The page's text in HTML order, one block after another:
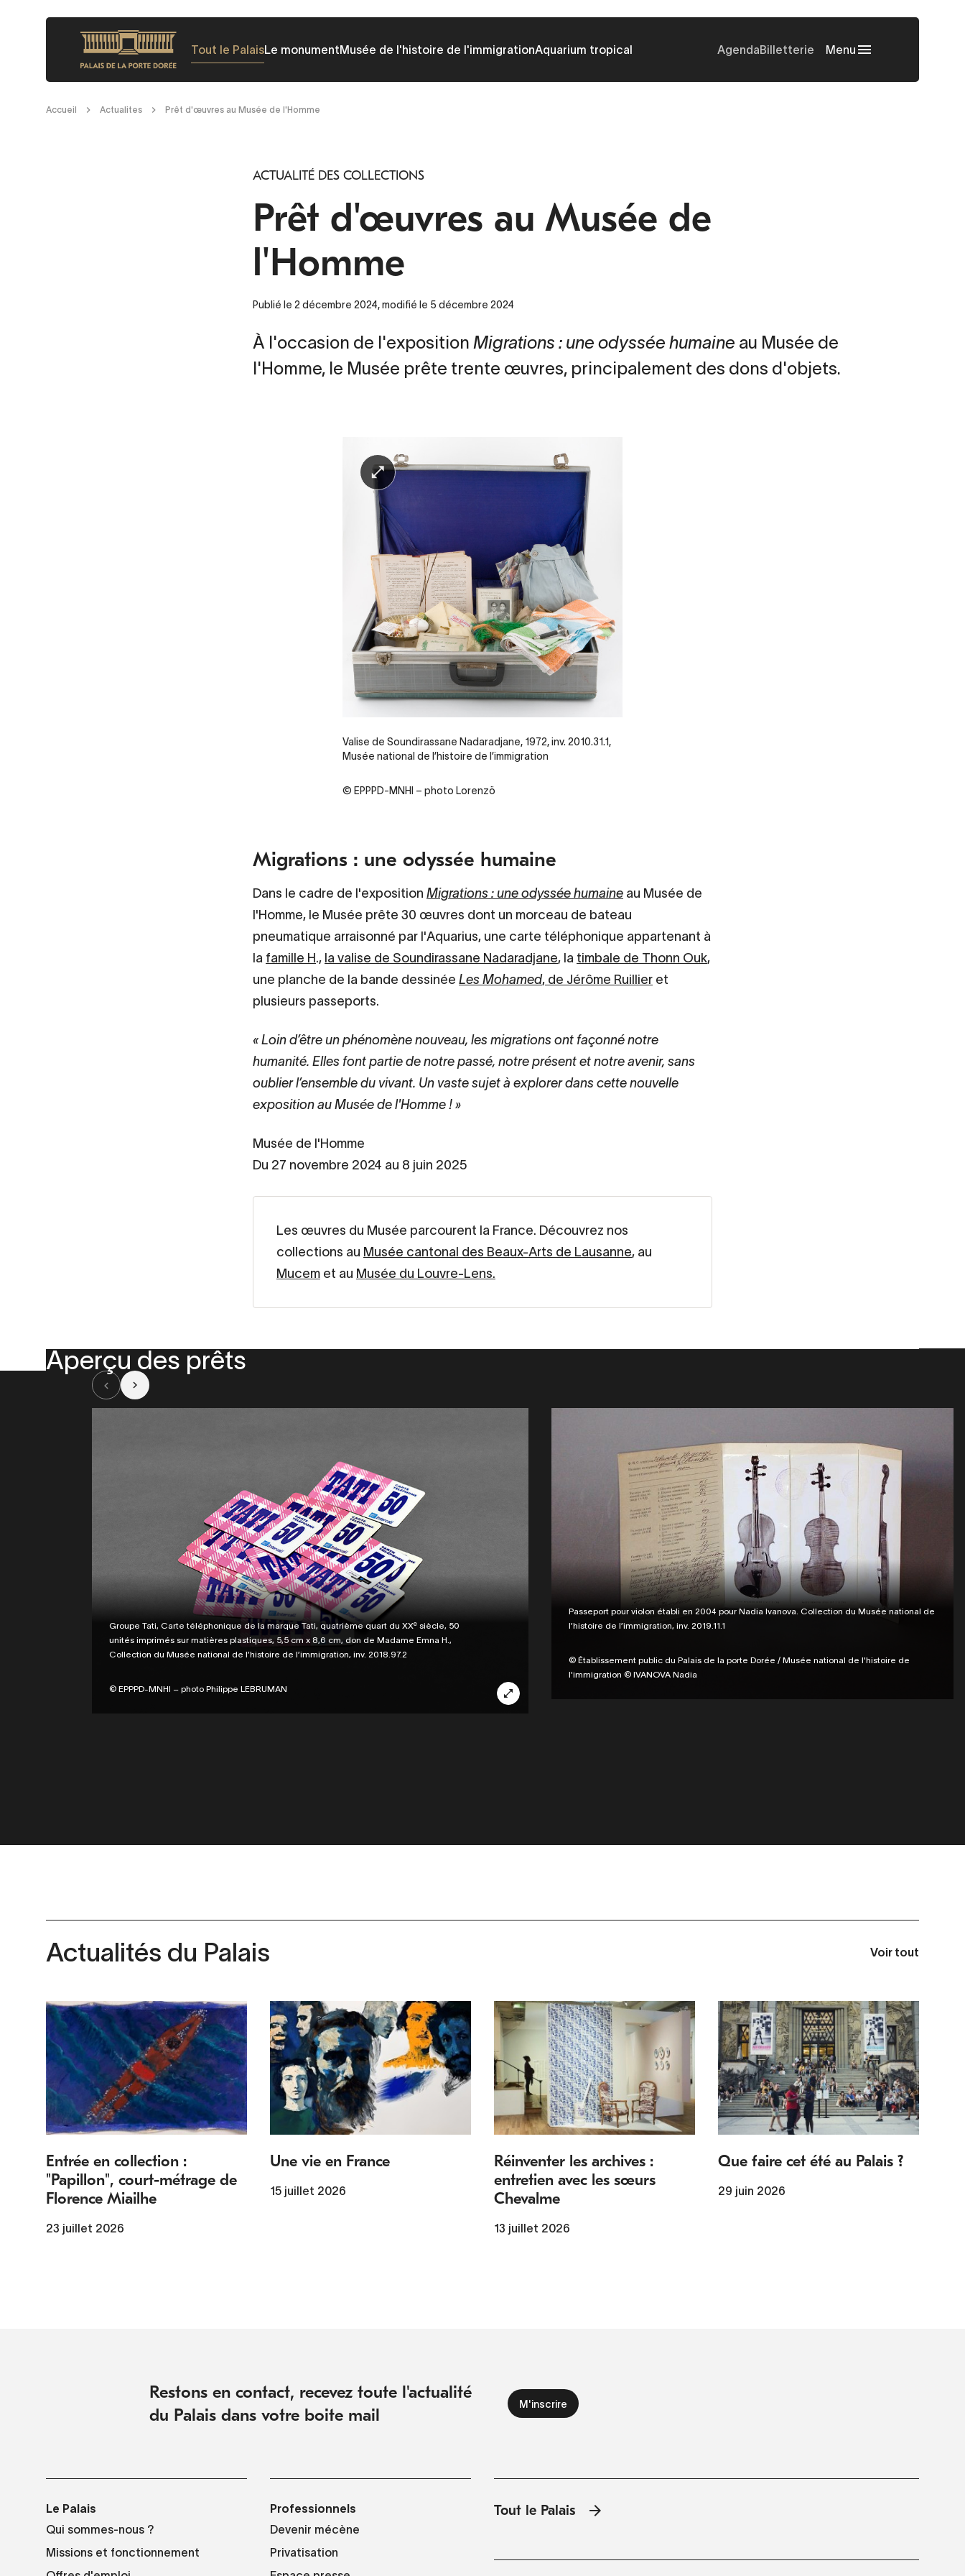
principal
Tout le PalaisLe monumentMusée de l'histoire de l'immigrationAquarium tropical AgendaBilletterie Menu
Fil
Accueil Actualites Prêt d'œuvres au Musée de l'Homme
ACTUALITÉ DES COLLECTIONS
Prêt d'œuvres au Musée de
l'Homme
Publié le 2 décembre 2024, modifié le 5 décembre 2024
À l'occasion de l'exposition Migrations : une odyssée humaine au Musée de
l'Homme, le Musée prête trente œuvres, principalement des dons d'objets.
Legende
Valise de Soundirassane Nadaradjane, 1972, inv. 2010.31.1,
Musée national de l’histoire de l’immigration
Credit
© EPPPD-MNHI – photo Lorenzö
Migrations : une odyssée humaine
Dans le cadre de l'exposition Migrations : une odyssée humaine au Musée de
l'Homme, le Musée prête 30 œuvres dont un morceau de bateau
pneumatique arraisonné par l'Aquarius, une carte téléphonique appartenant à
la famille H., la valise de Soundirassane Nadaradjane, la timbale de Thonn Ouk,
une planche de la bande dessinée Les Mohamed, de Jérôme Ruillier et
plusieurs passeports.
Loin d’être un phénomène nouveau, les migrations ont façonné notre
humanité. Elles font partie de notre passé, notre présent et notre avenir, sans
oublier l’ensemble du vivant. Un vaste sujet à explorer dans cette nouvelle
exposition au Musée de l'Homme !
Musée de l'Homme
Du 27 novembre 2024 au 8 juin 2025
Les œuvres du Musée parcourent la France. Découvrez nos
collections au Musée cantonal des Beaux-Arts de Lausanne, au
Mucem et au Musée du Louvre-Lens.
Aperçu des prêts
Legende
Groupe Tati, Carte téléphonique de la marque Tati, quatrième quart du XXe siècle, 50
unités imprimés sur matières plastiques, 5,5 cm x 8,6 cm, don de Madame Emna H.,
Collection du Musée national de l’histoire de l’immigration, inv. 2018.97.2
Credit
© EPPPD-MNHI – photo Philippe LEBRUMAN
Legende
Passeport pour violon établi en 2004 pour Nadia Ivanova. Collection du Musée national de
l’histoire de l’immigration, inv. 2019.11.1
Credit
© Établissement public du Palais de la porte Dorée / Musée national de l'histoire de
l'immigration © IVANOVA Nadia
Actualités du Palais Voir tout
Entrée en collection :
"Papillon", court-métrage de
Florence Miailhe
23 juillet 2026
Une vie en France
15 juillet 2026
Réinventer les archives :
entretien avec les sœurs
Chevalme
13 juillet 2026
Que faire cet été au Palais ?
29 juin 2026
Restons en contact, recevez toute l'actualité
du Palais dans votre boite mail
Le Palais
Qui sommes-nous ?
Missions et fonctionnement
Professionnels
Devenir mécène
Privatisation
Tout le Palais